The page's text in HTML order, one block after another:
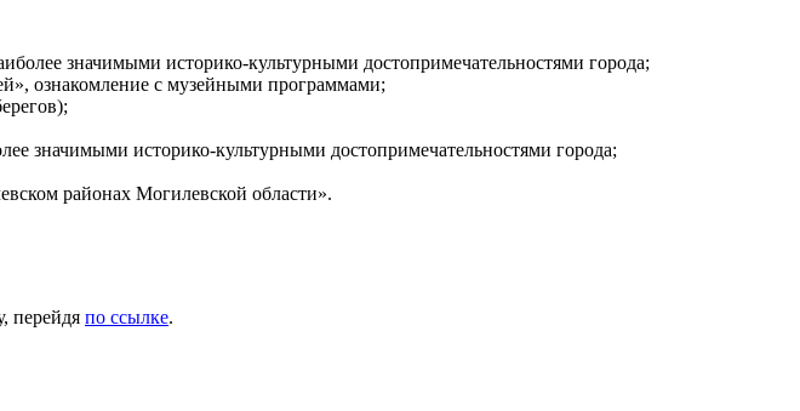
значимыми историко-культурными достопримечательностями города;
ознакомление с музейными программами;
значимыми историко-культурными достопримечательностями города;
районах Могилевской области».
перейдя по ссылке.